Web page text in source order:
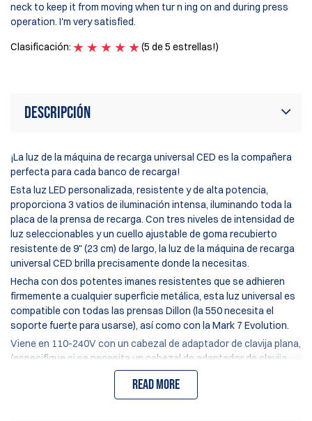
neck to keep it from moving when tur n ing on and during press
operation. I'm very satisfied.
Clasificación:
(5 de 5 estrellas!)
Descripción
¡La luz de la máquina de recarga universal CED es la compañera
perfecta para cada banco de recarga!
Esta luz LED personalizada, resistente y de alta potencia,
proporciona 3 vatios de iluminación intensa, iluminando toda la
placa de la prensa de recarga. Con tres niveles de intensidad de
luz seleccionables y un cuello ajustable de goma recubierto
resistente de 9" (23 cm) de largo, la luz de la máquina de recarga
universal CED brilla precisamente donde la necesitas.
Hecha con dos potentes imanes resistentes que se adhieren
firmemente a cualquier superficie metálica, esta luz universal es
compatible con todas las prensas Dillon (la 550 necesita el
soporte fuerte para usarse), así como con la Mark 7 Evolution.
Viene en 110-240V con un cabezal de adaptador de clavija plana,
(especifique si se necesita un cabezal de adaptador de clavija
redonda), e incluye una correa de sujeción de velcro para mayor
seguridad, al montarse en superficies redondas de brazos de
máquinas metálicas para una mayor solidez.
Read more